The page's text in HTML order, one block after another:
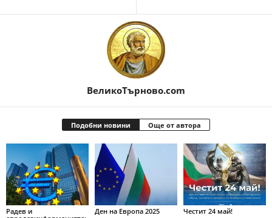
ВеликоТърново.com
Подобни новини Още от автора
Радев и
Ден на Европа 2025 Честит 24 май!